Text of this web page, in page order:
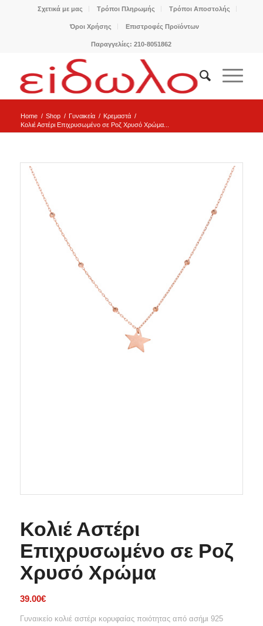
Σχετικά με μας Τρόποι Πληρωμής Τρόποι Αποστολής
Όροι Χρήσης Επιστροφές Προϊόντων
Παραγγελίες: 210-8051862
Home / Shop / Γυναικεία / Κρεμαστά /
Κολιέ Αστέρι Επιχρυσωμένο σε Ροζ Χρυσό Χρώμα...
Κολιέ Αστέρι
Επιχρυσωμένο σε Ροζ
Χρυσό Χρώμα
39.00€
Γυναικείο κολιέ αστέρι κορυφαίας ποιότητας από ασήμι 925